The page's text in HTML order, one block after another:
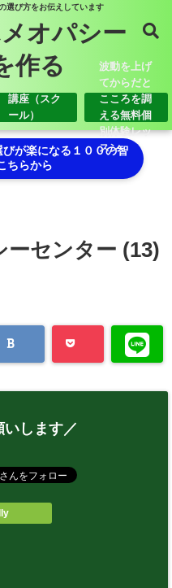
選び方をお伝えしています
オパシー
作る
講座（スク
ール）
波動を上げ
てからだと
こころを調
える無料個
別体験レッ
スン
が楽になる１００の智
ちらから
ーセンター (13)
いします／